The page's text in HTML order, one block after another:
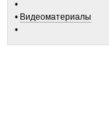
Видеоматериалы